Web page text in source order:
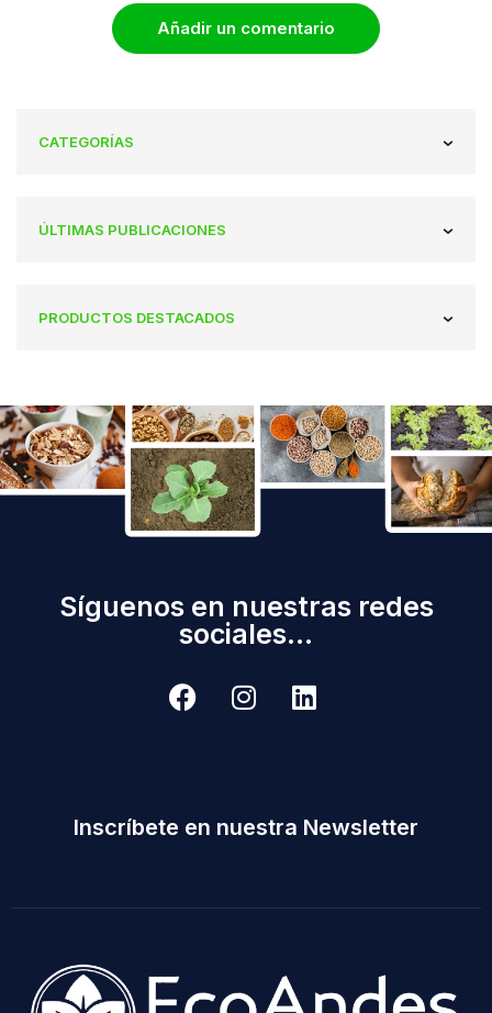
Añadir un comentario
CATEGORÍAS
ÚLTIMAS PUBLICACIONES
PRODUCTOS DESTACADOS
Síguenos en nuestras redes
sociales...
Inscríbete en nuestra Newsletter